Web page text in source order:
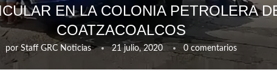
EN LA COLONIA PETROLERA
COATZACOALCOS
porStaff GRC Noticias 21 julio, 2020 0 comentarios